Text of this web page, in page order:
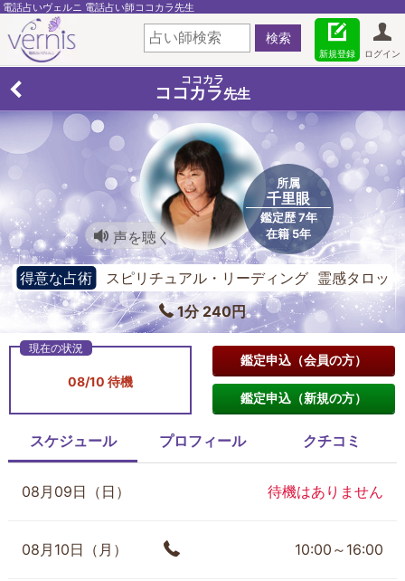
電話占いヴェルニ 電話占い師ココカラ先生
ログイン
新規登録
ココカラ
ココカラ先生
所属
千里眼
鑑定歴 7年
在籍 5年
声を聴く
得意な占術
スピリチュアル・リーディング 霊感タロッ
ト ルノルマンカード
1分 240円
08/10 待機
鑑定申込（会員の方）
鑑定申込（新規の方）
スケジュール プロフィール クチコミ
08月09日（日） 待機はありません
08月10日（月） 10:00～16:00